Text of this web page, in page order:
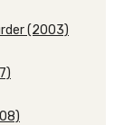
(2003)